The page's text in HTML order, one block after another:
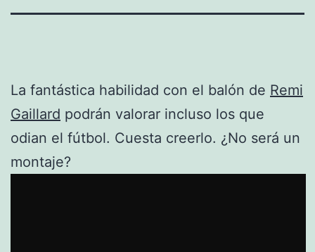
La fantástica habilidad con el balón de Remi
Gaillard podrán valorar incluso los que
odian el fútbol. Cuesta creerlo. ¿No será un
montaje?